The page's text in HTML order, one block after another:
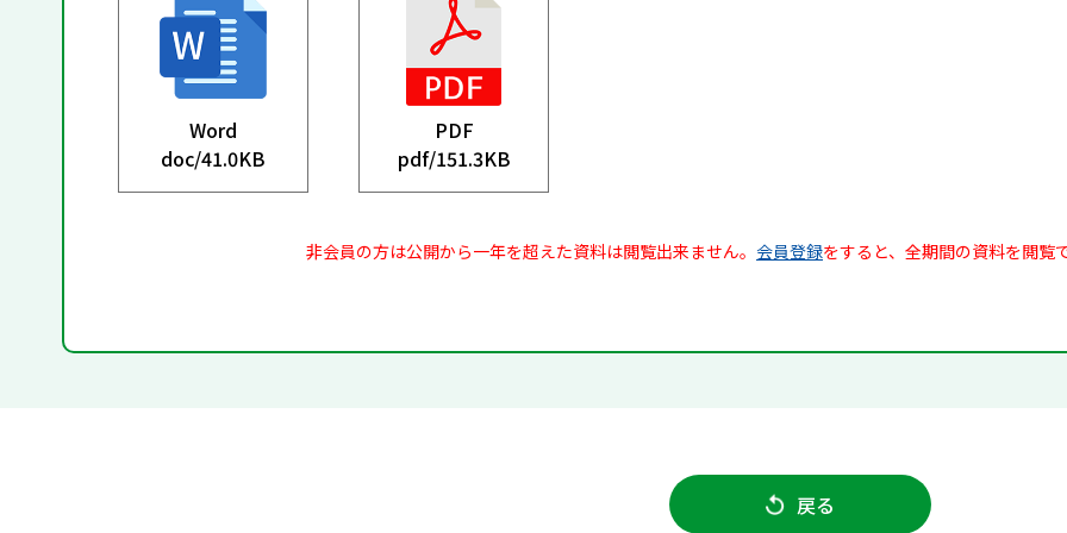
Word
doc/41.0KB
PDF
pdf/151.3KB
非会員の方は公開から一年を超えた資料は閲覧出来ません。 会員登録をすると、全期間の資料を閲覧
戻る